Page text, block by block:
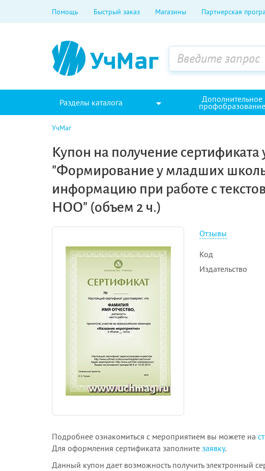
Помощь Быстрый заказ Магазины Партнерская
Разделы каталога Дополнительное
профобразование
УчМаг
Купон на получение сертификата
"Формирование у младших
информацию при работе с
НОО" (объем 2 ч.)
Отзывы
Код
Издательство
Подробнее ознакомиться с мероприятием вы можете на
Для оформления сертификата заполните заявку.
Данный купон дает возможность получить электронный